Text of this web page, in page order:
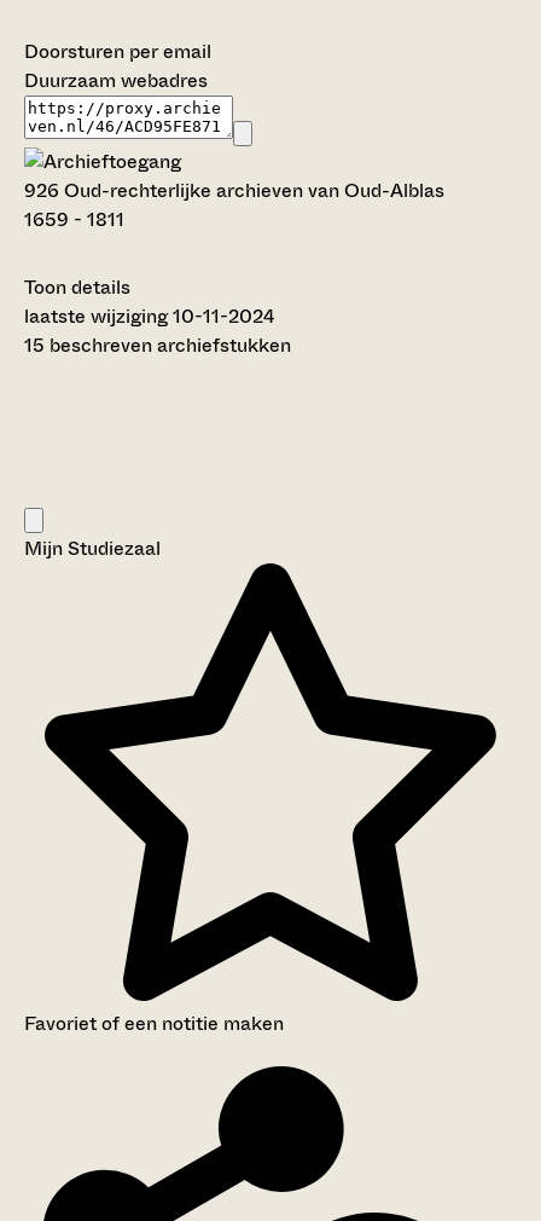
Doorsturen per email
Duurzaam webadres
926 Oud-rechterlijke archieven van Oud-Alblas
1659 - 1811
Toon details
Datering:
1659 - 1811
Oud-rechterlijke archieven van Oud-Alblas
Categorie:
laatste wijziging 10-11-2024
15 beschreven archiefstukken
Mijn Studiezaal
Favoriet of een notitie maken